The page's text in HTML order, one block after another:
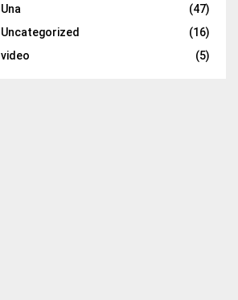
Una
(47)
Uncategorized
(16)
video
(5)